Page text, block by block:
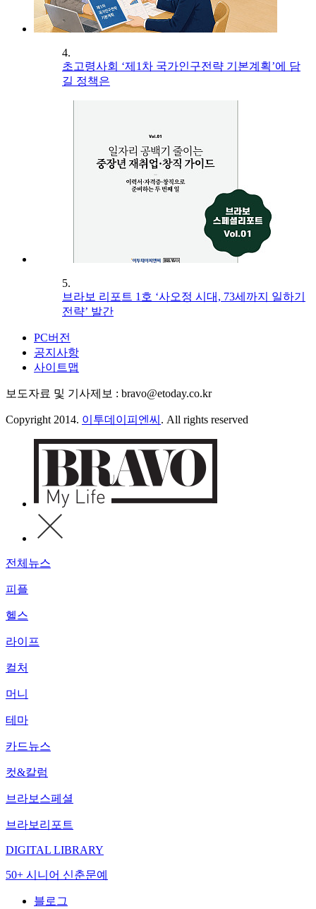
4.
초고령사회 ‘제1차 국가인구전략 기본계획’에 담
길 정책은
5.
브라보 리포트 1호 ‘사오정 시대, 73세까지 일하기
전략’ 발간
PC버전
공지사항
사이트맵
보도자료 및 기사제보 : bravo@etoday.co.kr
Copyright 2014. 이투데이피엔씨 . All rights reserved
전체뉴스
피플
헬스
라이프
컬처
머니
테마
카드뉴스
컷&칼럼
브라보스페셜
브라보리포트
DIGITAL LIBRARY
50+ 시니어 신춘문예
블로그